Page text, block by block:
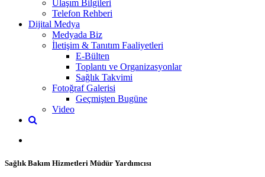
Ulaşım Bilgileri
Telefon Rehberi
Dijital Medya
Medyada Biz
İletişim & Tanıtım Faaliyetleri
E-Bülten
Toplantı ve Organizasyonlar
Sağlık Takvimi
Fotoğraf Galerisi
Geçmişten Bugüne
Video
Sağlık Bakım Hizmetleri Müdür Yardımcısı